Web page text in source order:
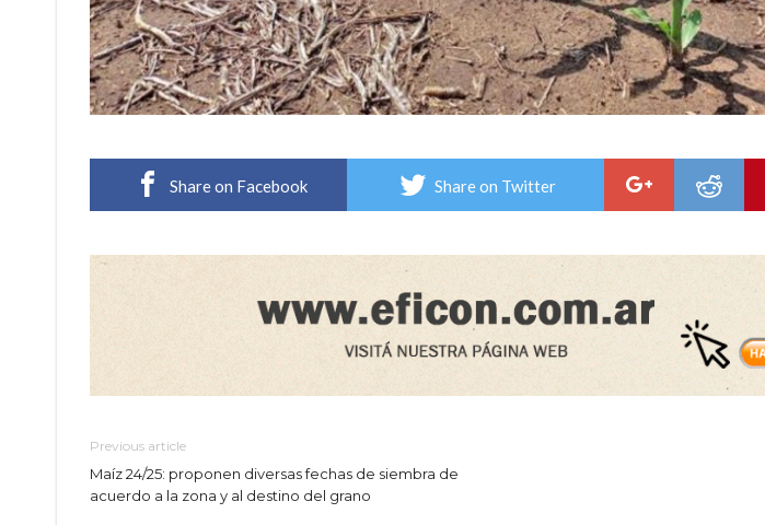
Share on Facebook Share on Twitter
Previous article
Maíz 24/25: proponen diversas fechas de siembra de
acuerdo a la zona y al destino del grano